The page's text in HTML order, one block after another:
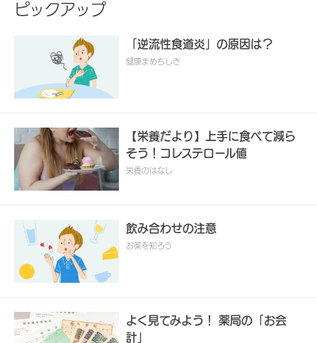
ピックアップ
「逆流性食道炎」の原因は？
健康まめちしき
【栄養だより】上手に食べて減ら
そう！コレステロール値
栄養のはなし
飲み合わせの注意
お薬を知ろう
よく見てみよう！ 薬局の「お会
計」